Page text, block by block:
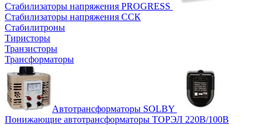
Стабилизаторы напряжения PROGRESS
Стабилизаторы напряжения ССК
Стабилитроны
Тиристоры
Транзисторы
Трансформаторы
Автотрансформаторы SOLBY
Понижающие автотрансформаторы ТОРЭЛ 220В/100В